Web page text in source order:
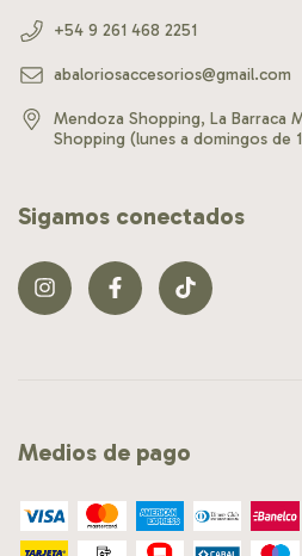
+54 9 261 468 2251
abaloriosaccesorios@gmail.com
Mendoza Shopping, La Barraca
Shopping (lunes a domingos de
Sigamos conectados
Medios de pago